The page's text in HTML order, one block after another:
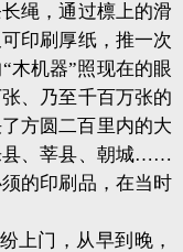
绳，通过檩上的滑
印刷厚纸，推一次
木机器”照现在的眼
、乃至千百万张的
方圆二百里内的大
县、莘县、朝城……
的印刷品，在当时
上门，从早到晚，